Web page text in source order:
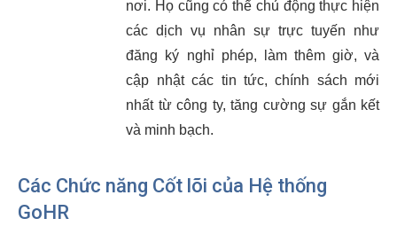
nơi. Họ cũng có thể chủ động thực hiện
các dịch vụ nhân sự trực tuyến như
đăng ký nghỉ phép, làm thêm giờ, và
cập nhật các tin tức, chính sách mới
nhất từ công ty, tăng cường sự gắn kết
và minh bạch.
Các Chức năng Cốt lõi của Hệ thống
GoHR